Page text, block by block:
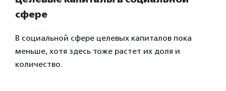
сфере
В социальной сфере целевых капиталов пока
меньше, хотя здесь тоже растет их доля и
количество.